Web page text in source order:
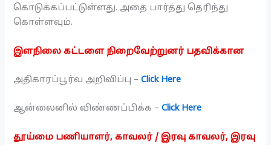
கொடுக்கப்பட்டுள்ளது. அதை பார்த்து தெரிந்து
கொள்ளவும்.
இளநிலை கட்டளை நிறைவேற்றுனர் பதவிக்கான
அதிகாரப்பூர்வ அறிவிப்பு –Click Here
ஆன்லைனில் விண்ணப்பிக்க –Click Here
தூய்மை பணியாளர், காவலர் / இரவு காவலர், இரவு